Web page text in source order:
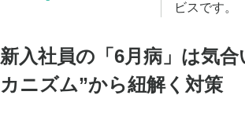
ビスです。
新入社員の「6月病」は気
カニズム”から紐解く対策